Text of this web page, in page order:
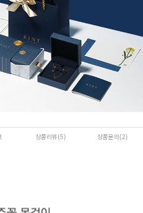
상품리뷰(5) 상품문의(2)